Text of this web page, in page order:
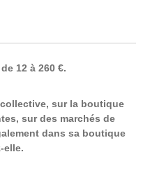
12 à 260 €.
sur la boutique
sur des marchés de
dans sa boutique
elle.